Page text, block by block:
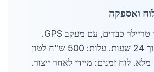
משלוח ברכבי טריילר כבדים, עם מעקב GPS.
בקריית גת: תוך 24 שעות. עלות: 500 ש"ח לטון
לוח זמנים: מיידי לאחר ייצור.